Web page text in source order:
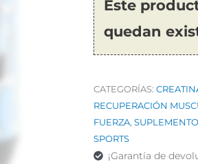
Este
quedan
CATEGORÍAS:
RECUPERACIÓN
FUERZA,
SPORTS
¡Garantía de